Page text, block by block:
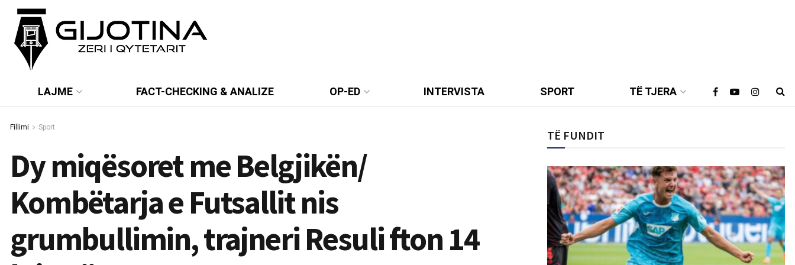
LAJME FACT-CHECKING & ANALIZE OP-ED INTERVISTA SPORT TË TJERA
Fillimi Sport
Dy miqësoret me Belgjikën/
Kombëtarja e Futsallit nis
grumbullimin, trajneri Resuli fton 14
TË FUNDIT